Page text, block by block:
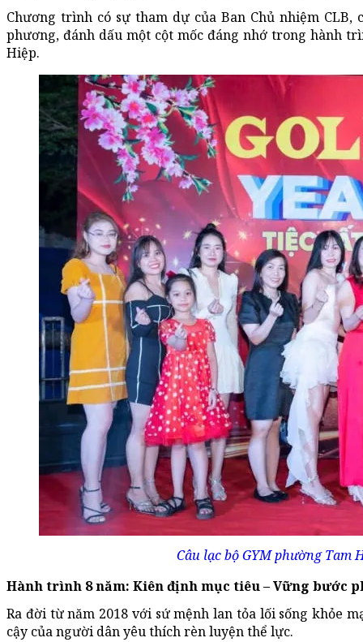
Chương trình có sự tham dự của Ban Chủ nhiệm
phương, đánh dấu một cột mốc đáng nhớ trong hành
Hiệp.
Câu lạc bộ GYM phường
Hành trình 8 năm: Kiên định mục tiêu – Vững bước
Ra đời từ năm 2018 với sứ mệnh lan tỏa lối sống khỏe
cậy của người dân yêu thích rèn luyện thể lực.